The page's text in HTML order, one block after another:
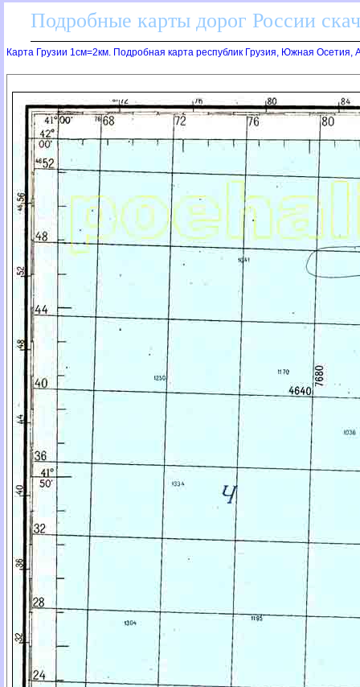
Подробные карты дорог России
Карта Грузии 1см=2км. Подробная карта республик Грузия, Южная Осетия,